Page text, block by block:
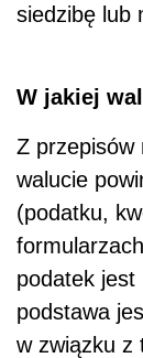
siedzibę lub
W jakiej
Z przepisów
walucie
(podatku,
podatek jest
podstawa
w związku z